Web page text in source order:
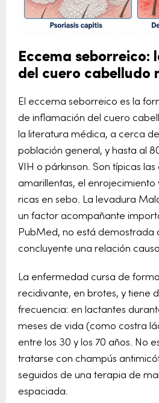
Eccema seborreico:
del cuero cabelludo
El eccema seborreico es la
de inflamación del cuero
la literatura médica, a cerca
población general, y hasta al
VIH o párkinson. Son típicas
amarillentas, el enrojecimiento
ricas en sebo. La levadura
un factor acompañante
PubMed, no está demostrada
concluyente una relación
La enfermedad cursa de
recidivante, en brotes, y tiene
frecuencia: en lactantes
meses de vida (como costra
entre los 30 y los 70 años. No
tratarse con champús
seguidos de una terapia de
espaciada.